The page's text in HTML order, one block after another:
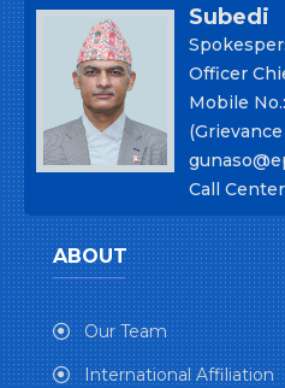
Subedi
Officer
Mobile
Call
ABOUT
Our Team
International Affiliation